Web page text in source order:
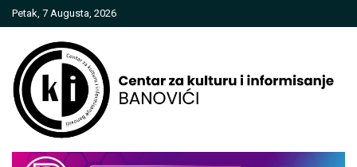
Skip
to
Petak, 7 Augusta, 2026
Centar za kulturu i informisanje